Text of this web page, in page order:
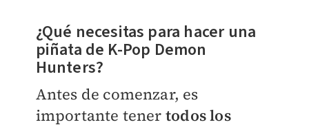
¿Qué necesitas para hacer una
piñata de K-Pop Demon
Hunters?
Antes de comenzar, es
importante tener todos los